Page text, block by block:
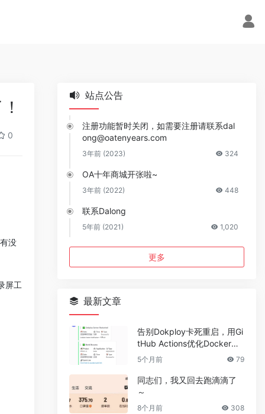
0
没
屏工
站点公告
注册功能暂时关闭，如需要注册请联系dal
ong@oatenyears.com
3年前 (2023) 324
OA十年商城开张啦~
3年前 (2022) 448
联系Dalong
5年前 (2021) 1,020
更多
最新文章
告别Dokploy卡死重启，用Gi
tHub Actions优化Docker部
署流程
5个月前 79
同志们，我又回去跑滴滴了
～
8个月前 308